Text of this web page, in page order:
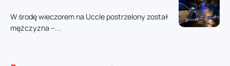
W środę wieczorem na Uccle postrzelony został
mężczyzna –...